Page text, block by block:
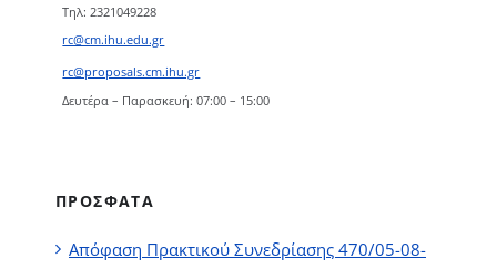
Τηλ: 2321049228
rc@cm.ihu.edu.gr
rc@proposals.cm.ihu.gr
Δευτέρα – Παρασκευή: 07:00 – 15:00
ΠΡΟΣΦΑΤΑ
Απόφαση Πρακτικού Συνεδρίασης 470/05-08-